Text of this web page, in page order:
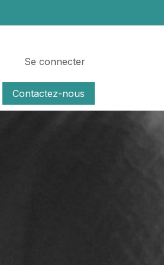
Se connecter
Contactez-nous